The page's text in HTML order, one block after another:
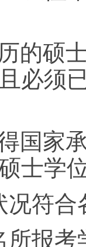
的硕
必须
国家
士学
况符
所报